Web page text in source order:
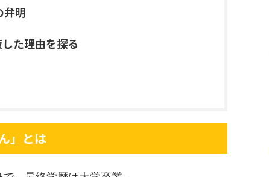
弁明
た理由を探る
」とは